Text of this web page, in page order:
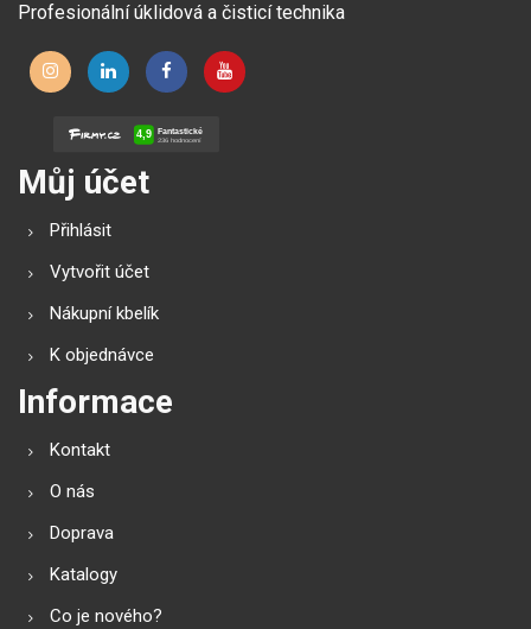
Profesionální úklidová a čisticí technika
Můj účet
Přihlásit
Vytvořit účet
Nákupní kbelík
K objednávce
Informace
Kontakt
O nás
Doprava
Katalogy
Co je nového?